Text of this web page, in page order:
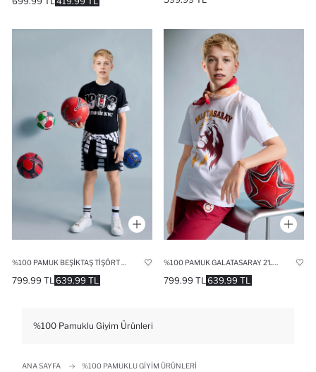
639.99 TL
799.99 TL 639.99 TL
799.99 TL
%100 Pamuklu Giyim Ürünleri
ANA SAYFA %100 PAMUKLU GIYIM ÜRÜNLERI